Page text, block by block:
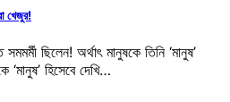
খেজুর!
ছিলেন! অর্থাৎ মানুষকে তিনি ‘মানুষ’
হিসেবে দেখি…